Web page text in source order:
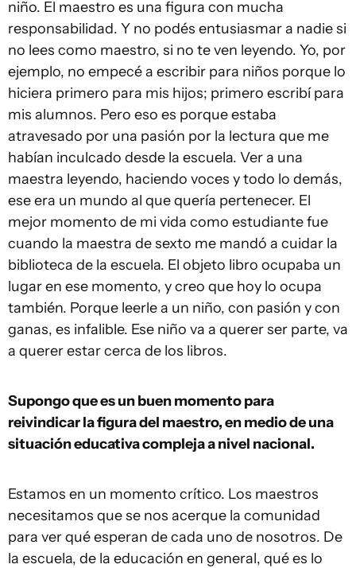
niño. El maestro es una figura con mucha
responsabilidad. Y no podés entusiasmar a nadie si
no lees como maestro, si no te ven leyendo. Yo, por
ejemplo, no empecé a escribir para niños porque lo
hiciera primero para mis hijos; primero escribí para
mis alumnos. Pero eso es porque estaba
atravesado por una pasión por la lectura que me
habían inculcado desde la escuela. Ver a una
maestra leyendo, haciendo voces y todo lo demás,
ese era un mundo al que quería pertenecer. El
mejor momento de mi vida como estudiante fue
cuando la maestra de sexto me mandó a cuidar la
biblioteca de la escuela. El objeto libro ocupaba un
lugar en ese momento, y creo que hoy lo ocupa
también. Porque leerle a un niño, con pasión y con
ganas, es infalible. Ese niño va a querer ser parte, va
a querer estar cerca de los libros.
Supongo que es un buen momento para
reivindicar la figura del maestro, en medio de una
situación educativa compleja a nivel nacional.
Estamos en un momento crítico. Los maestros
necesitamos que se nos acerque la comunidad
para ver qué esperan de cada uno de nosotros. De
la escuela, de la educación en general, qué es lo